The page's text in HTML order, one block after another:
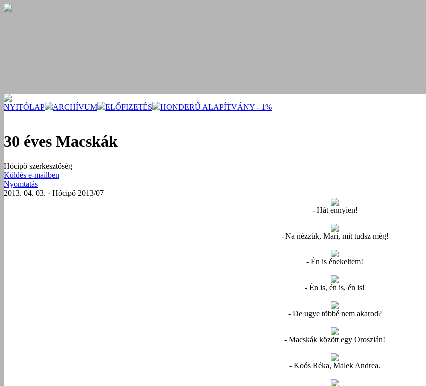
NYITÓLAP ARCHÍVUM ELŐFIZETÉS HONDERŰ ALAPÍTVÁNY - 1%
30 éves Macskák
Hócipő szerkesztőség
Küldés e-mailben
Nyomtatás
2013. 04. 03. · Hócipő 2013/07
- Hát ennyien!
- Na nézzük, Mari, mit tudsz még!
- Én is énekeltem!
- Én is, én is, én is!
- De ugye többé nem akarod?
- Macskák között egy Oroszlán!
- Koós Réka, Malek Andrea.